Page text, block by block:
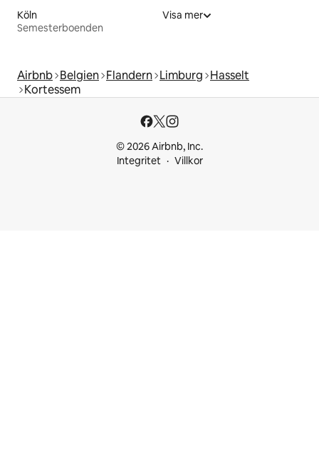
Köln
Semesterboenden
Visa mer
Airbnb Belgien Flandern Limburg Hasselt
Kortessem
© 2026 Airbnb, Inc.
Integritet
Villkor